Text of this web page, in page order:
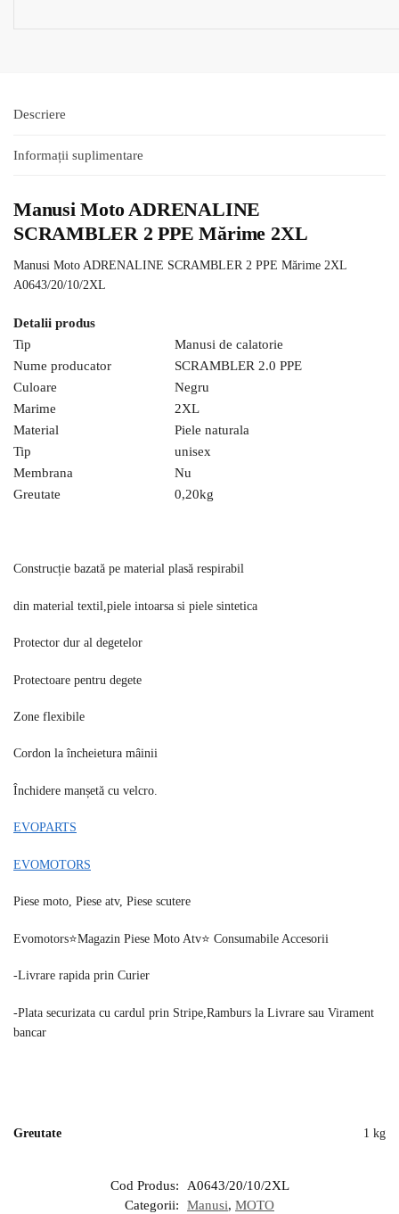
Descriere
Informații suplimentare
Manusi Moto ADRENALINE
SCRAMBLER 2 PPE Mărime 2XL
Manusi Moto ADRENALINE SCRAMBLER 2 PPE Mărime 2XL
A0643/20/10/2XL
Detalii produs
Tip
Manusi de calatorie
Nume producator
SCRAMBLER 2.0 PPE
Culoare
Negru
Marime
2XL
Material
Piele naturala
Tip
unisex
Membrana
Nu
Greutate
0,20kg
Construcție bazată pe material plasă respirabil
din material textil,piele intoarsa si piele sintetica
Protector dur al degetelor
Protectoare pentru degete
Zone flexibile
Cordon la încheietura mâinii
Închidere manșetă cu velcro.
EVOPARTS
EVOMOTORS
Piese moto, Piese atv, Piese scutere
Evomotors⭐️Magazin Piese Moto Atv⭐️ Consumabile Accesorii
-Livrare rapida prin Curier
-Plata securizata cu cardul prin Stripe,Ramburs la Livrare sau Virament
bancar
Greutate 1 kg
Cod Produs:
A0643/20/10/2XL
Categorii:
Manusi, MOTO